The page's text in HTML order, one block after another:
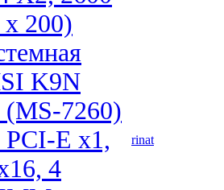
200)
K9N
(MS-7260)
E x1,
4
rinat